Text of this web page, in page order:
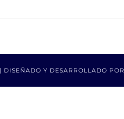
| DISEÑADO Y DESARROLLADO POR